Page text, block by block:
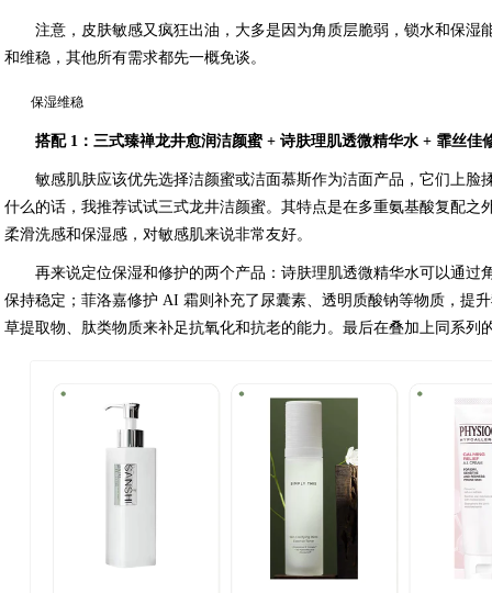
注意，皮肤敏感又疯狂出油，大多是因为角质层脆弱，锁水和保湿
和维稳，其他所有需求都先一概免谈。
保湿维稳
搭配 1：三式臻禅龙井愈润洁颜蜜 + 诗肤理肌透微精华水 + 霏丝
敏感肌肤应该优先选择洁颜蜜或洁面慕斯作为洁面产品，它们上脸
什么的话，我推荐试试三式龙井洁颜蜜。其特点是在多重氨基酸复配之
柔滑洗感和保湿感，对敏感肌来说非常友好。
再来说定位保湿和修护的两个产品：诗肤理肌透微精华水可以通过
保持稳定；菲洛嘉修护 AI 霜则补充了尿囊素、透明质酸钠等物质，提
草提取物、肽类物质来补足抗氧化和抗老的能力。最后在叠加上同系列